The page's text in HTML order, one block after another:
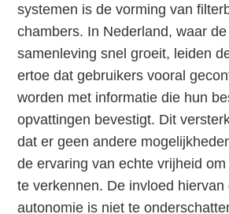
systemen is de vorming van
chambers. In Nederland, waar
samenleving snel groeit, leiden
ertoe dat gebruikers vooral
worden met informatie die hun
opvattingen bevestigt. Dit
dat er geen andere
de ervaring van echte vrijheid
te verkennen. De invloed
autonomie is niet te